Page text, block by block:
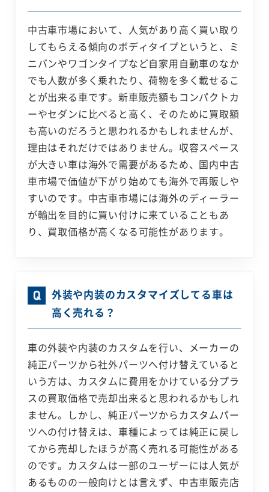
中古車市場において、人気があり高く買い取り
してもらえる傾向のボディタイプというと、ミ
ニバンやワゴンタイプなど自家用自動車のなか
でも人数が多く乗れたり、荷物を多く載せるこ
とが出来る車です。新車販売額もコンパクトカ
ーやセダンに比べると高く、そのために買取額
も高いのだろうと思われるかもしれませんが、
理由はそれだけではありません。収容スペース
が大きい車は海外で需要があるため、国内中古
車市場で価値が下がり始めても海外で再販しや
すいのです。中古車市場には海外のディーラー
が輸出を目的に買い付けに来ていることもあ
り、買取価格が高くなる可能性があります。
外装や内装のカスタマイズしてる車は
高く売れる？
車の外装や内装のカスタムを行い、メーカーの
純正パーツから社外パーツへ付け替えていると
いう方は、カスタムに費用をかけている分プラ
スの買取価格で売却出来ると思われるかもしれ
ません。しかし、純正パーツからカスタムパー
ツへの付け替えは、車種によっては純正に戻し
てから売却したほうが高く売れる可能性がある
のです。カスタムは一部のユーザーには人気が
あるものの一般向けとは言えず、中古車販売店